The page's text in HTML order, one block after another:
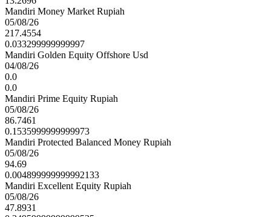
Mandiri Money Market Rupiah
05/08/26
217.4554
0.033299999999997
Mandiri Golden Equity Offshore Usd
04/08/26
0.0
0.0
Mandiri Prime Equity Rupiah
05/08/26
86.7461
0.1535999999999973
Mandiri Protected Balanced Money Rupiah
05/08/26
94.69
0.004899999999992133
Mandiri Excellent Equity Rupiah
05/08/26
47.8931